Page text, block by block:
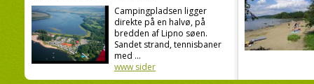
Campingpladsen ligger
direkte på en halvø, på
bredden af Lipno søen.
Sandet strand, tennisbaner
med ...
www sider